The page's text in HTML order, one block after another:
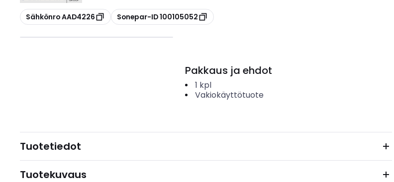
Kopioi
Sähkönro AAD4226 Kopioi
Sonepar-ID 100105052
Pakkaus ja ehdot
1 kpl
Vakiokäyttötuote
Tuotetiedot
Tuotekuvaus